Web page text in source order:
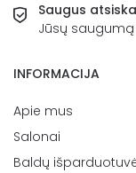
Saugus
Jūsų saugumą
INFORMACIJA
Apie mus
Salonai
Baldų